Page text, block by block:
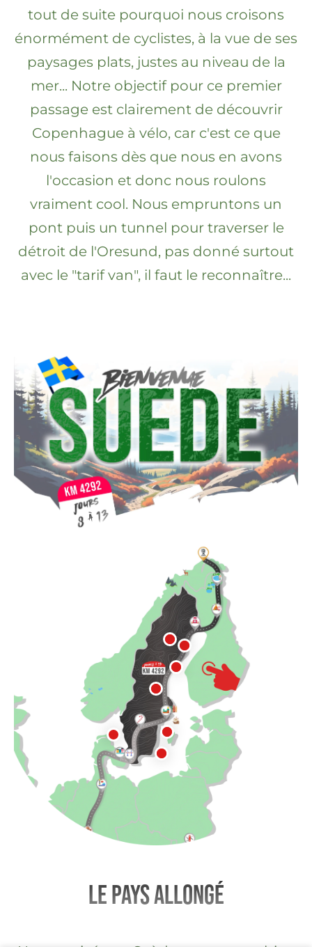
tout de suite pourquoi nous croisons
énormément de cyclistes, à la vue de ses
paysages plats, justes au niveau de la
mer... Notre objectif pour ce premier
passage est clairement de découvrir
Copenhague à vélo, car c'est ce que
nous faisons dès que nous en avons
l'occasion et donc nous roulons
vraiment cool. Nous empruntons un
pont puis un tunnel pour traverser le
détroit de l'Oresund, pas donné surtout
avec le "tarif van", il faut le reconnaître...
Le pays allongé